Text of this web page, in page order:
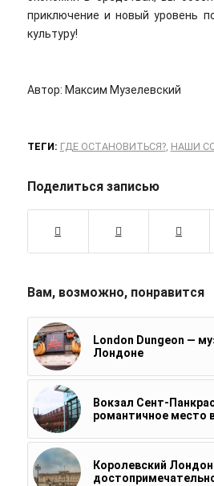
приключение и новый уровень
культуру!
Автор: Максим Музелевский
ТЕГИ: ГДЕ ОСТАНОВИТЬСЯ?, НАШИ
Поделиться записью
Вам, возможно, понравится
London Dungeon —
Лондоне
Вокзал Сент-
романтичное место
Королевский